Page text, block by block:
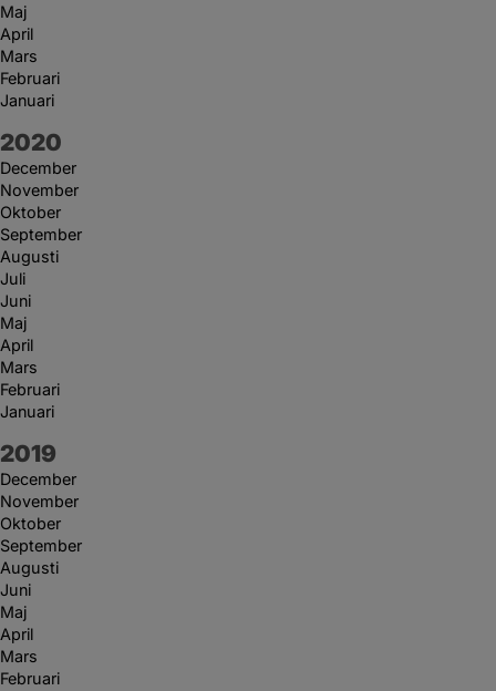
Maj
April
Mars
Februari
Januari
År:
2020
December
November
Oktober
September
Augusti
Juli
Juni
Maj
April
Mars
Februari
Januari
År:
2019
December
November
Oktober
September
Augusti
Juni
Maj
April
Mars
Februari